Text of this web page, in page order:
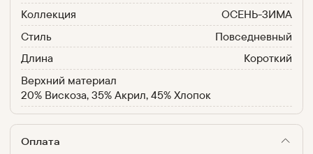
Коллекция
ОСЕНЬ-ЗИМА
Стиль
Повседневный
Длина
Короткий
Верхний материал
20% Вискоза, 35% Акрил, 45% Хлопок
Оплата